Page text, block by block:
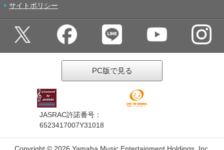
サイトポリシー
PC版で見る
JASRAC許諾番号：
6523417007Y31018